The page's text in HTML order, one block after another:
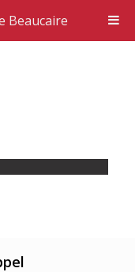
Beaucaire